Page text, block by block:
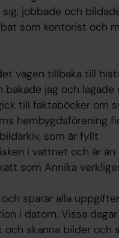
jobbade och
som kontorist och
vägen tillbaka till
jag och
till faktaböcker om
hembygdsförening
som är fyllt
i vattnet och är
som Annika
sparar alla
i datorn. Vissa
skanna bilder och